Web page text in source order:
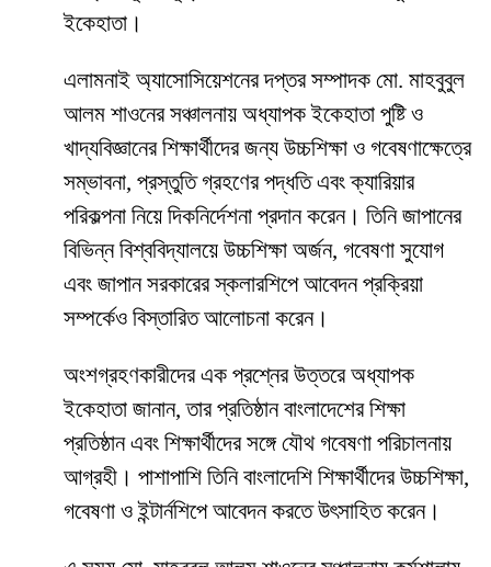
ইকেহাতা।
এলামনাই অ্যাসোসিয়েশনের দপ্তর সম্পাদক মো. মাহবুবুল
আলম শাওনের সঞ্চালনায় অধ্যাপক ইকেহাতা পুষ্টি ও
খাদ্যবিজ্ঞানের শিক্ষার্থীদের জন্য উচ্চশিক্ষা ও গবেষণাক্ষেত্রে
সম্ভাবনা, প্রস্তুতি গ্রহণের পদ্ধতি এবং ক্যারিয়ার
পরিকল্পনা নিয়ে দিকনির্দেশনা প্রদান করেন। তিনি জাপানের
বিভিন্ন বিশ্ববিদ্যালয়ে উচ্চশিক্ষা অর্জন, গবেষণা সুযোগ
এবং জাপান সরকারের স্কলারশিপে আবেদন প্রক্রিয়া
সম্পর্কেও বিস্তারিত আলোচনা করেন।
অংশগ্রহণকারীদের এক প্রশ্নের উত্তরে অধ্যাপক
ইকেহাতা জানান, তার প্রতিষ্ঠান বাংলাদেশের শিক্ষা
প্রতিষ্ঠান এবং শিক্ষার্থীদের সঙ্গে যৌথ গবেষণা পরিচালনায়
আগ্রহী। পাশাপাশি তিনি বাংলাদেশি শিক্ষার্থীদের উচ্চশিক্ষা,
গবেষণা ও ইন্টার্নশিপে আবেদন করতে উৎসাহিত করেন।